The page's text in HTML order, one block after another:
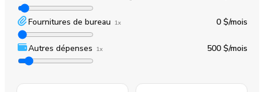
Fournitures de bureau 1x 0 $/mois
Autres dépenses 1x 500 $/mois